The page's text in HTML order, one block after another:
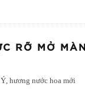
RỠ MỞ MÀN
hương nước hoa mới